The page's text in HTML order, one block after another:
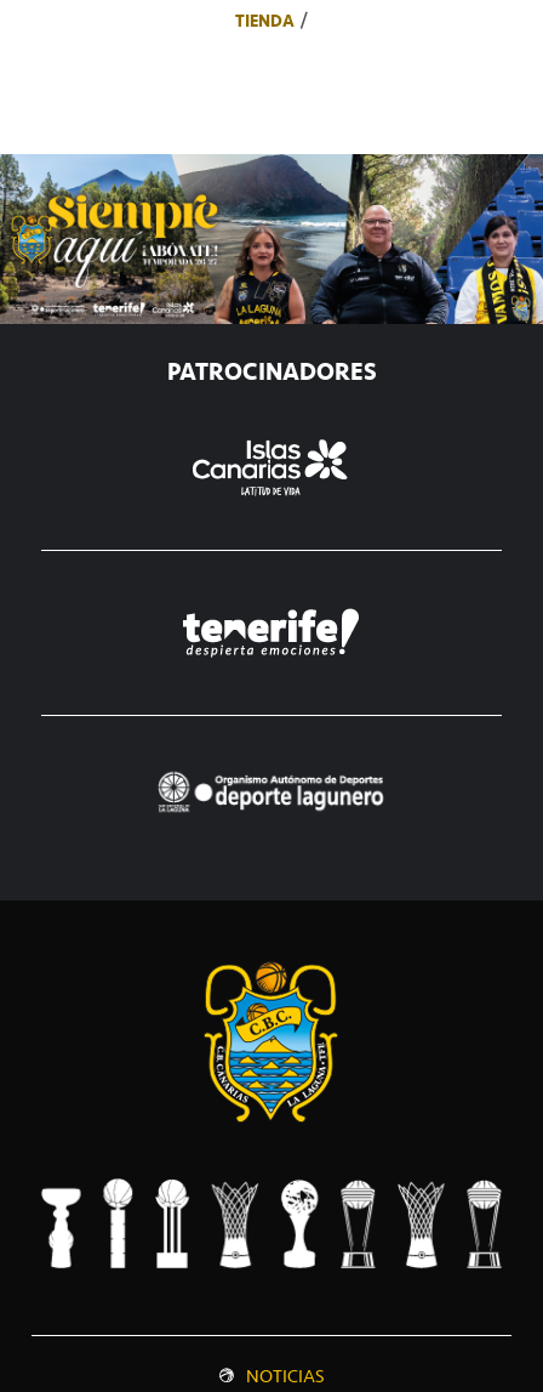
TIENDA
PATROCINADORES
NOTICIAS